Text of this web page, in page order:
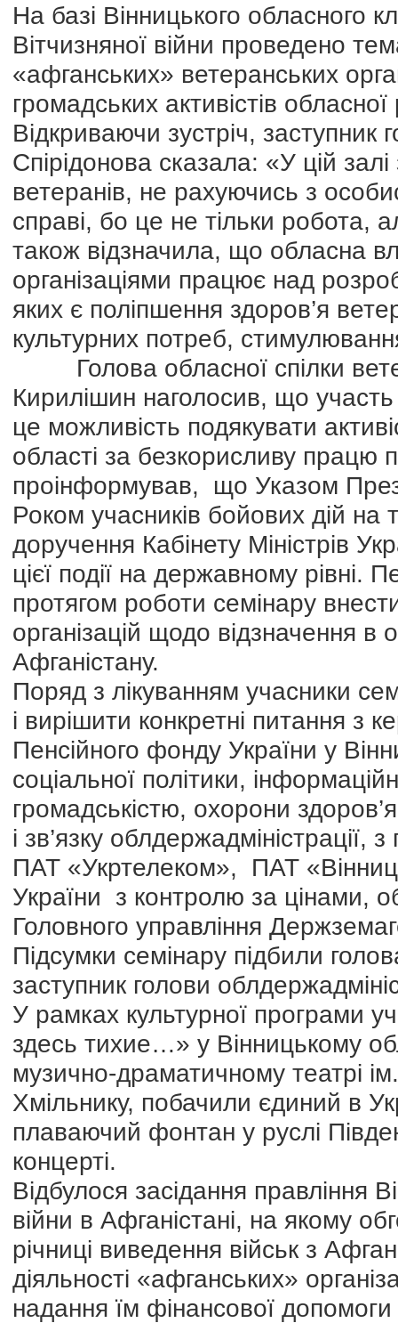
На базі Вінницького обласного
Вітчизняної війни проведено
«афганських» ветеранських
громадських активістів
Відкриваючи зустріч, заступник
Спірідонова сказала: «У цій
ветеранів, не рахуючись з
справі, бо це не тільки робота,
також відзначила, що обласна
організаціями працює над
яких є поліпшення здоров’я
культурних потреб,
Голова обласної спілки
Кирилішин наголосив, що
це можливість подякувати
області за безкорисливу працю
проінформував, що Указом
Роком учасників бойових дій на
доручення Кабінету Міністрів
цієї події на державному рівні.
протягом роботи семінару
організацій щодо відзначення в
Афганістану.
Поряд з лікуванням учасники
і вирішити конкретні питання з
Пенсійного фонду України у
соціальної політики,
громадськістю, охорони
і зв’язку
ПАТ «Укртелеком», ПАТ
України з контролю за цінами,
Головного управління
Підсумки семінару підбили
заступник голови
У рамках культурної програми
здесь тихие…» у Вінницькому
музично-драматичному театрі
Хмільнику, побачили єдиний в
плаваючий фонтан у руслі
концерті.
Відбулося засідання правління
війни в Афганістані, на якому
річниці виведення військ з
діяльності «афганських»
надання їм фінансової допомоги